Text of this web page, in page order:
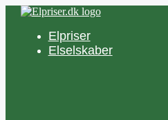
Hop
indhold
Elpriser
Elselskaber